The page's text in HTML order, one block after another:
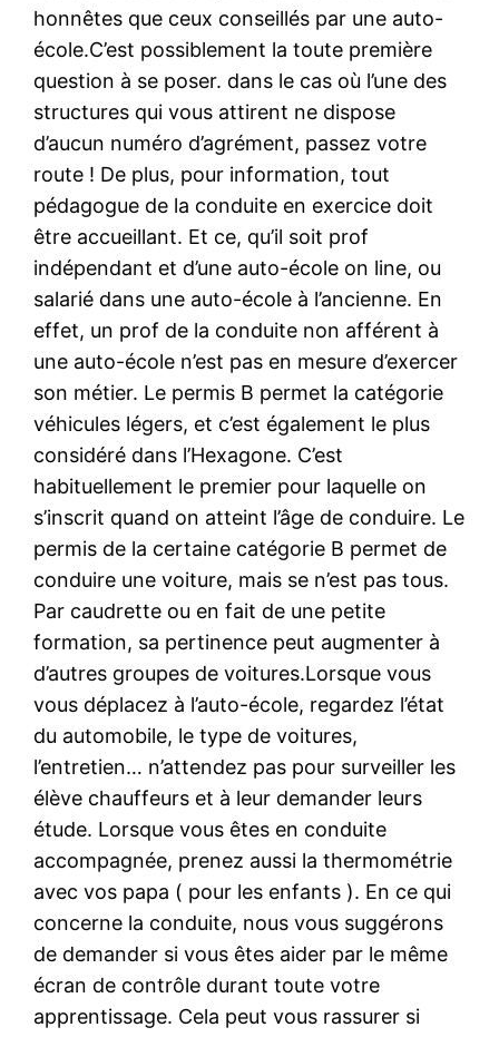
honnêtes que ceux conseillés par une auto-
école.C’est possiblement la toute première
question à se poser. dans le cas où l’une des
structures qui vous attirent ne dispose
d’aucun numéro d’agrément, passez votre
route ! De plus, pour information, tout
pédagogue de la conduite en exercice doit
être accueillant. Et ce, qu’il soit prof
indépendant et d’une auto-école on line, ou
salarié dans une auto-école à l’ancienne. En
effet, un prof de la conduite non afférent à
une auto-école n’est pas en mesure d’exercer
son métier. Le permis B permet la catégorie
véhicules légers, et c’est également le plus
considéré dans l’Hexagone. C’est
habituellement le premier pour laquelle on
s’inscrit quand on atteint l’âge de conduire. Le
permis de la certaine catégorie B permet de
conduire une voiture, mais se n’est pas tous.
Par caudrette ou en fait de une petite
formation, sa pertinence peut augmenter à
d’autres groupes de voitures.Lorsque vous
vous déplacez à l’auto-école, regardez l’état
du automobile, le type de voitures,
l’entretien… n’attendez pas pour surveiller les
élève chauffeurs et à leur demander leurs
étude. Lorsque vous êtes en conduite
accompagnée, prenez aussi la thermométrie
avec vos papa ( pour les enfants ). En ce qui
concerne la conduite, nous vous suggérons
de demander si vous êtes aider par le même
écran de contrôle durant toute votre
apprentissage. Cela peut vous rassurer si